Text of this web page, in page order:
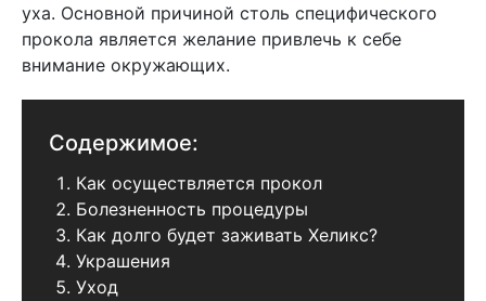
уха. Основной причиной столь специфического
прокола является желание привлечь к себе
внимание окружающих.
Содержимое:
Как осуществляется прокол
Болезненность процедуры
Как долго будет заживать Хеликс?
Украшения
Уход